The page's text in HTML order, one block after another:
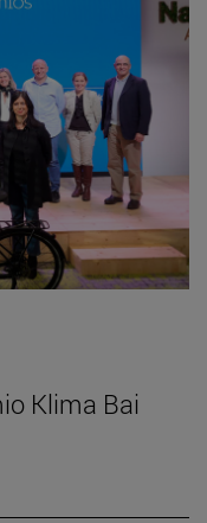
Klima Bai